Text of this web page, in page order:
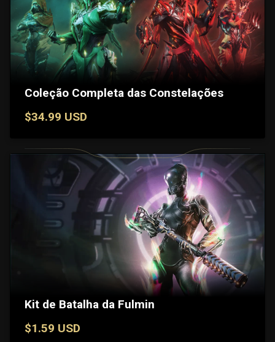
Coleção Completa das Constelações
$34.99 USD
Kit de Batalha da Fulmin
$1.59 USD